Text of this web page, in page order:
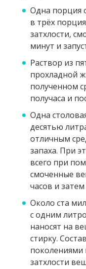
Одна порция
в трёх
затхлости,
минут и
Раствор из
прохладной
полученном
получаса и
Одна
десятью
отличным
запаха. При
всего при
смоченные
часов и
Около ста
с одним
наносят на
стирку.
поколениями
затхлости